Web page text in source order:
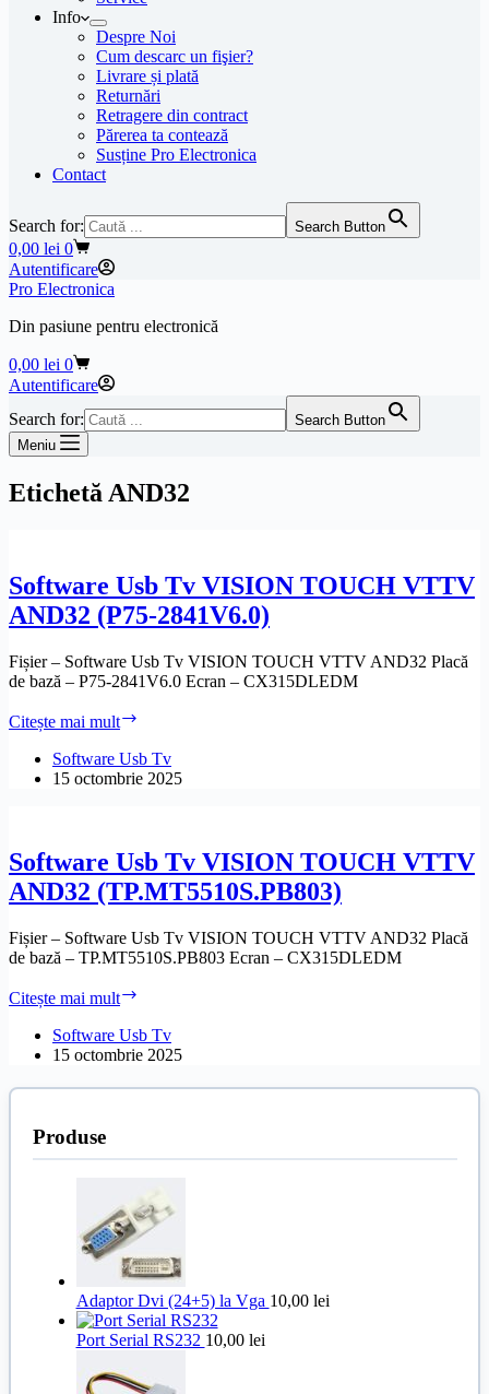
Info
Despre Noi
Cum descarc un fişier?
Livrare și plată
Returnări
Retragere din contract
Părerea ta contează
Susține Pro Electronica
Contact
Search for: Search Button
Coș
de
cumpărături
0,00 lei 0
Autentificare
Pro Electronica
Din pasiune pentru electronică
Coș
de
0,00 lei 0
Autentificare
Search for:
Search Button
Meniu
Etichetă AND32
Software Usb Tv VISION TOUCH VTTV
AND32 (P75-2841V6.0)
Fișier – Software Usb Tv VISION TOUCH VTTV AND32 Placă
de bază – P75-2841V6.0 Ecran – CX315DLEDM
Citește mai mult
Tv
VISION
(P75-
2841V6.0)
Software Usb Tv
15 octombrie 2025
Software Usb Tv VISION TOUCH VTTV
AND32 (TP.MT5510S.PB803)
Fișier – Software Usb Tv VISION TOUCH VTTV AND32 Placă
de bază – TP.MT5510S.PB803 Ecran – CX315DLEDM
Citește mai mult
Tv
VISION
VTTV
Software Usb Tv
15 octombrie 2025
Produse
Adaptor Dvi (24+5) la Vga 10,00 lei
Port Serial RS232 10,00 lei